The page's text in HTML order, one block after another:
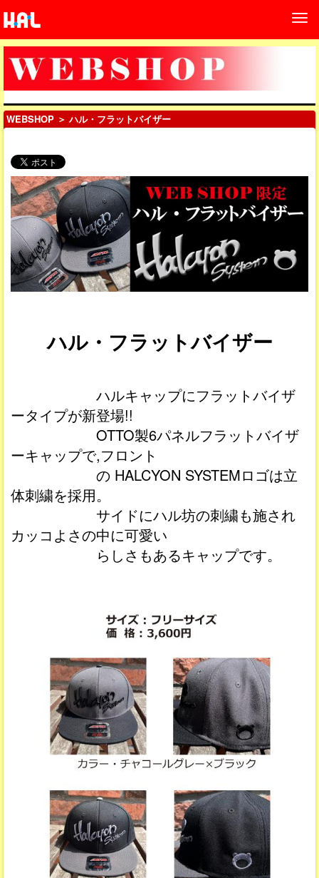
WEBSHOP ＞ ハル・フラットバイザー
ハル・フラットバイザー
ハルキャップにフラットバイザ
ータイプが新登場!!
OTTO製6パネルフラットバイザ
ーキャップで,フロント
の HALCYON SYSTEMロゴは立
体刺繍を採用。
サイドにハル坊の刺繍も施され
カッコよさの中に可愛い
らしさもあるキャップです。